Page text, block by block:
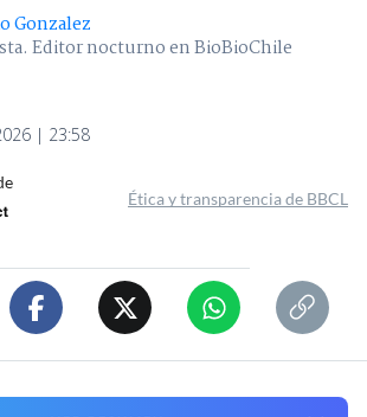
Gonzalez
Editor nocturno en BioBioChile
| 23:58
Ética y transparencia de BBCL